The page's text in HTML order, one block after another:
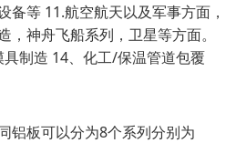
备等 11.航空航天以及军事方面，
，神舟飞船系列，卫星等方面。
制造 14、化工/保温管道包覆
板可以分为8个系列分别为